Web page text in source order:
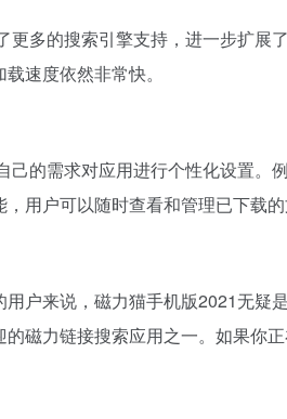
更多的搜索引擎支持，进一步扩
速度依然非常快。
己的需求对应用进行个性化设置
用户可以随时查看和管理已下载的
户来说，磁力猫手机版2021无
磁力链接搜索应用之一。如果你